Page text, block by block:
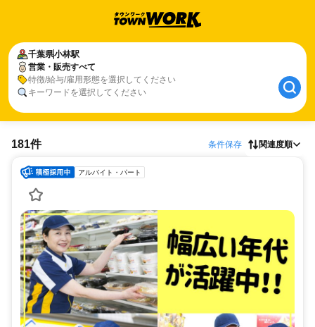
千葉県小林駅
営業・販売すべて
特徴/給与/雇用形態を選択してください
キーワードを選択してください
181件 条件保存 関連度順
アルバイト・パート